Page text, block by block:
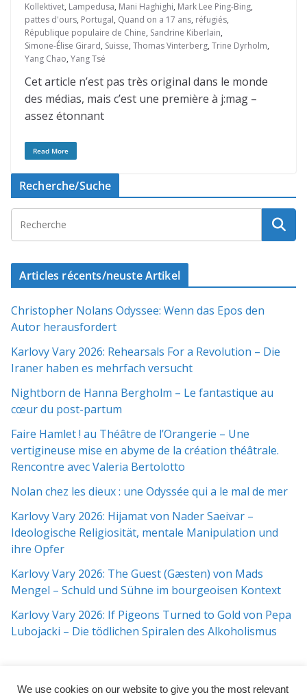
Kollektivet, Lampedusa, Mani Haghighi, Mark Lee Ping-Bing,
pattes d'ours, Portugal, Quand on a 17 ans, réfugiés,
République populaire de Chine, Sandrine Kiberlain,
Simone-Élise Girard, Suisse, Thomas Vinterberg, Trine Dyrholm,
Yang Chao, Yang Tsé
Cet article n’est pas très original dans le monde
des médias, mais c’est une première à j:mag –
assez étonnant
Read More
Recherche/Suche
Articles récents/neuste Artikel
Christopher Nolans Odyssee: Wenn das Epos den
Autor herausfordert
Karlovy Vary 2026: Rehearsals For a Revolution – Die
Iraner haben es mehrfach versucht
Nightborn de Hanna Bergholm – Le fantastique au
cœur du post-partum
Faire Hamlet ! au Théâtre de l’Orangerie – Une
vertigineuse mise en abyme de la création théâtrale.
Rencontre avec Valeria Bertolotto
Nolan chez les dieux : une Odyssée qui a le mal de mer
Karlovy Vary 2026: Hijamat von Nader Saeivar​​ –
Ideologische Religiosität, mentale Manipulation und
ihre Opfer
Karlovy Vary 2026: The Guest (Gæsten) von Mads
Mengel – Schuld und Sühne im bourgeoisen Kontext
Karlovy Vary 2026: If Pigeons Turned to Gold von Pepa
Lubojacki – Die tödlichen Spiralen des Alkoholismus
We use cookies on our website to give you the most relevant